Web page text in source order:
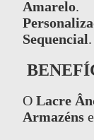
Amarelo.
Sequencial.
O Lacre
Armazéns e